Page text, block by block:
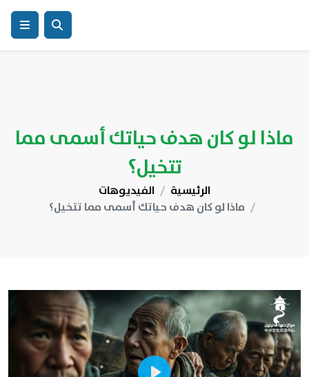
ماذا لو كان هدف حياتك أسمى مما
تتخيل؟
الرئيسية
الفيديوهات
ماذا لو كان هدف حياتك أسمى مما تتخيل؟